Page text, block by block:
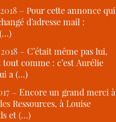
–Pour cette annonce qui
d’adresse mail :
–C’était même pas lui,
tout comme : c’est Aurélie
a (…)
–Encore un grand merci à
Ressources, à Louise
et (…)